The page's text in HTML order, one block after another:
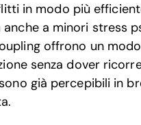
in modo più
anche a minori stress
offrono un
senza dover
già percepibili in